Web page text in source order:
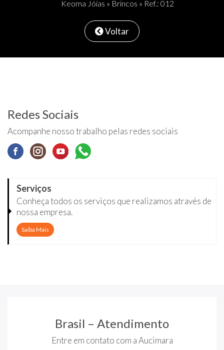
Keoma Jóias » Brincos » Ref.: 012
Voltar
Redes Sociais
Acompanhe nosso trabalho pelas redes sociais
Serviços
Conheça todos os serviços que realizamos através de
nossa empresa.
Saiba Mais
Brasil – Atendimento
Entre em contato com a Aucimara